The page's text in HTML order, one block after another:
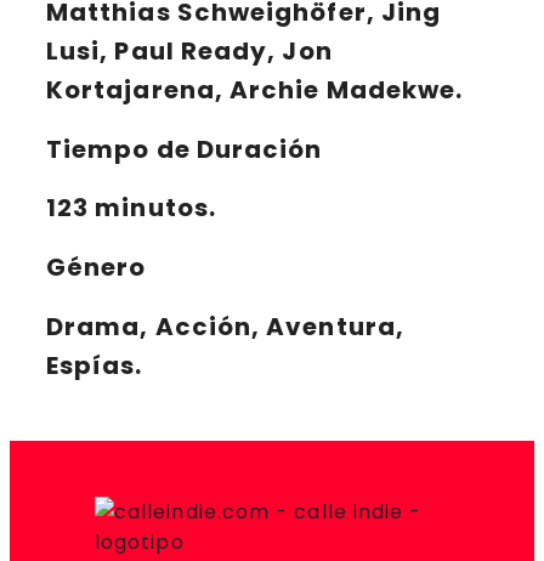
Matthias Schweighöfer, Jing
Lusi, Paul Ready, Jon
Kortajarena, Archie Madekwe.
Tiempo de Duración
123 minutos.
Género
Drama, Acción, Aventura,
Espías.